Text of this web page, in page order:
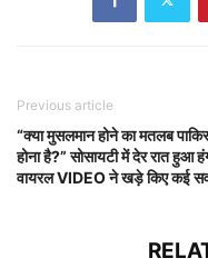
Previous article
“क्या मुसलमान होने का मतलब
होना है?” सोसायटी में देर रात हुआ
वायरल VIDEO ने खड़े किए कई